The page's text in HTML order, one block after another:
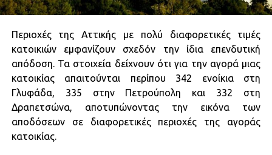
Περιοχές της Αττικής με πολύ διαφορετικές τιμές
κατοικιών εμφανίζουν σχεδόν την ίδια επενδυτική
απόδοση. Τα στοιχεία δείχνουν ότι για την αγορά μιας
κατοικίας απαιτούνται περίπου 342 ενοίκια στη
Γλυφάδα, 335 στην Πετρούπολη και 332 στη
Δραπετσώνα, αποτυπώνοντας την εικόνα των
αποδόσεων σε διαφορετικές περιοχές της αγοράς
κατοικίας.